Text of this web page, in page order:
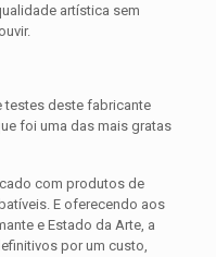
artística sem
testes deste fabricante
foi uma das mais gratas
com produtos de
E oferecendo aos
e Estado da Arte, a
por um custo,